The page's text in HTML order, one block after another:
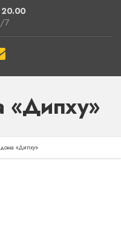
20.00
7
«Дипху»
«Дипху»